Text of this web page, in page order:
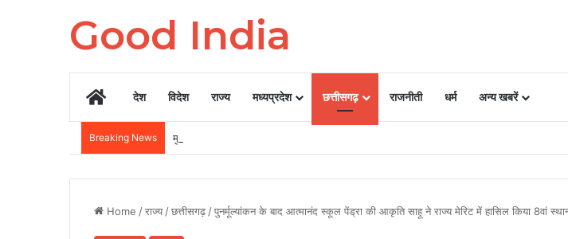
Good India
Homeदेश विदेश राज्य मध्यप्रदेश छत्तीसगढ़ राजनीती धर्म अन्य खबरें
Breaking News मुख्यमंत्री हेल्पलाइन बनी जनसमस्याओं के त्वरित समाधान की प्रभावी व्यवस्था
Home /राज्य /छत्तीसगढ़ /पुनर्मूल्यांकन के बाद आत्मानंद स्कूल पेंड्रा की आकृति साहू ने राज्य मेरिट में हासिल किया 8वां